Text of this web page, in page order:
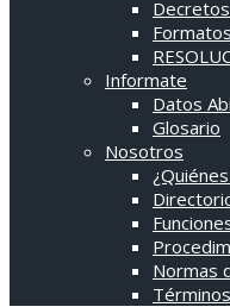
Formatos
Informate
Datos
Glosario
Nosotros
Normas